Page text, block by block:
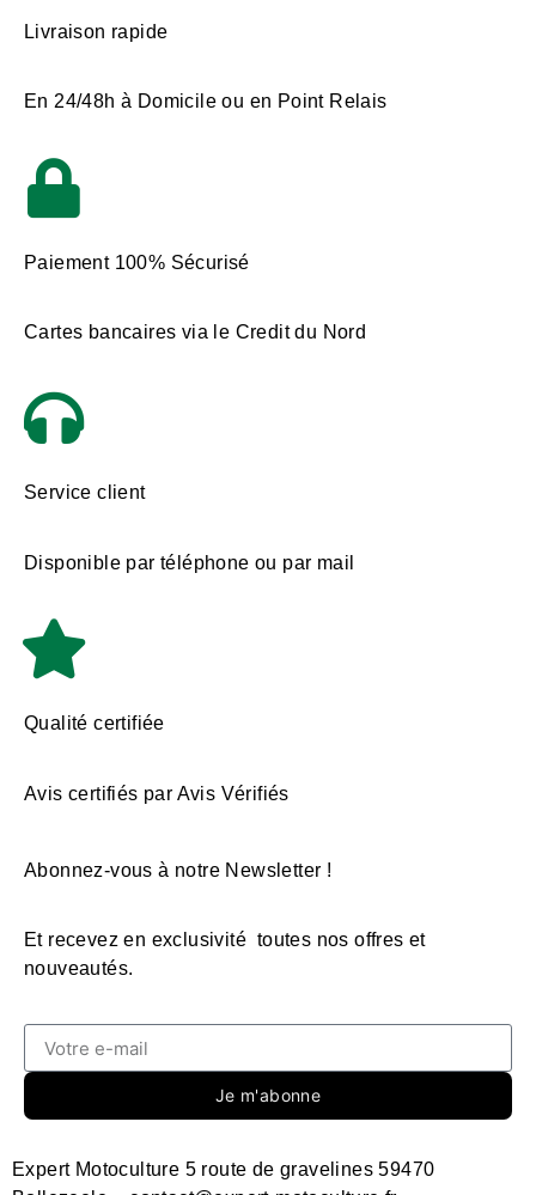
Livraison rapide
En 24/48h à Domicile ou en Point Relais
Paiement 100% Sécurisé
Cartes bancaires via le Credit du Nord
Service client
Disponible par téléphone ou par mail
Qualité certifiée
Avis certifiés par Avis Vérifiés
Abonnez-vous à notre Newsletter !
Et recevez en exclusivité toutes nos offres et
nouveautés.
Je m'abonne
Expert Motoculture 5 route de gravelines 59470